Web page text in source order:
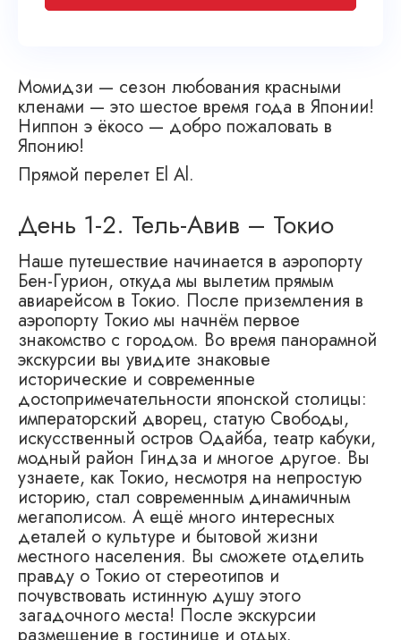
Момидзи — сезон любования красными
кленами — это шестое время года в Японии!
Ниппон э ёкосо — добро пожаловать в
Японию!
Прямой перелет El Al.
День 1-2. Тель-Авив – Токио
Наше путешествие начинается в аэропорту
Бен-Гурион, откуда мы вылетим прямым
авиарейсом в Токио. После приземления в
аэропорту Токио мы начнём первое
знакомство с городом. Во время панорамной
экскурсии вы увидите знаковые
исторические и современные
достопримечательности японской столицы:
императорский дворец, статую Свободы,
искусственный остров Одайба, театр кабуки,
модный район Гиндза и многое другое. Вы
узнаете, как Токио, несмотря на непростую
историю, стал современным динамичным
мегаполисом. А ещё много интересных
деталей о культуре и бытовой жизни
местного населения. Вы сможете отделить
правду о Токио от стереотипов и
почувствовать истинную душу этого
загадочного места! После экскурсии